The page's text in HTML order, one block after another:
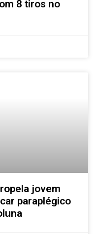
8 tiros no
jovem
paraplégico